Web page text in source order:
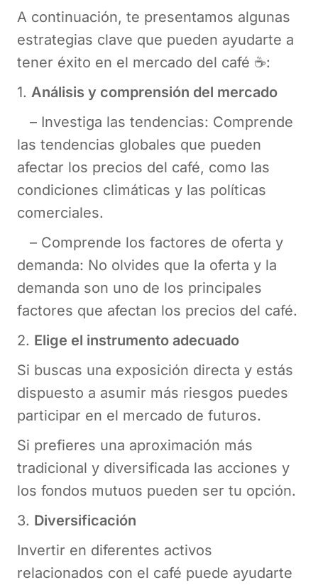
A continuación, te presentamos algunas
estrategias clave que pueden ayudarte a
tener éxito en el mercado del café ☕:
1. Análisis y comprensión del mercado
– Investiga las tendencias: Comprende
las tendencias globales que pueden
afectar los precios del café, como las
condiciones climáticas y las políticas
comerciales.
– Comprende los factores de oferta y
demanda: No olvides que la oferta y la
demanda son uno de los principales
factores que afectan los precios del café.
2. Elige el instrumento adecuado
Si buscas una exposición directa y estás
dispuesto a asumir más riesgos puedes
participar en el mercado de futuros.
Si prefieres una aproximación más
tradicional y diversificada las acciones y
los fondos mutuos pueden ser tu opción.
3. Diversificación
Invertir en diferentes activos
relacionados con el café puede ayudarte